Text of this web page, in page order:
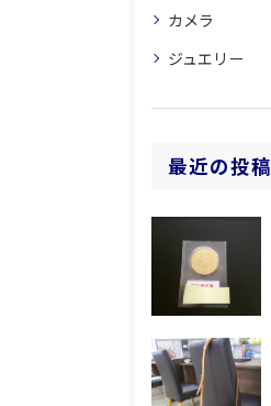
カメラ
ジュエリー
最近の投稿